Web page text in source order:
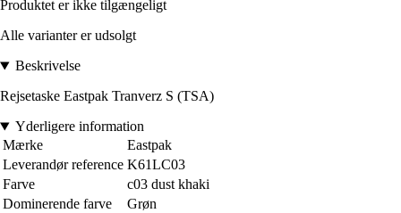
Produktet er ikke tilgængeligt
Alle varianter er udsolgt
Beskrivelse
Rejsetaske Eastpak Tranverz S (TSA)
Yderligere information
Mærke
Eastpak
Leverandør reference K61LC03
Farve
c03 dust khaki
Dominerende farve
Grøn